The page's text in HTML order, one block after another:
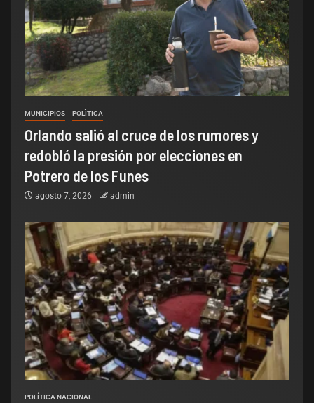
MUNICIPIOS POLÌTICA
Orlando salió al cruce de los rumores y
redobló la presión por elecciones en
Potrero de los Funes
agosto 7, 2026 admin
POLÍTICA NACIONAL